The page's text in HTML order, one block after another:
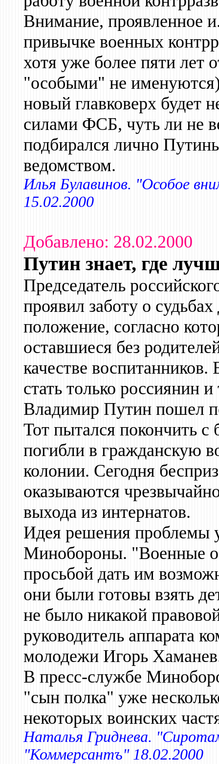
Внимание, проявленное
привычке военных
хотя уже более пяти лет
"особыми" не
новый главковерх будет
силами ФСБ, чуть ли не
подбирался лично
ведомством.
Илья Булавинов. "Особое
15.02.2000
Добавлено: 28.02.2000
Путин знает, где
Председатель
проявил заботу о
положение, согласно
оставшиеся без
качестве
стать только россиянин
Владимир Путин пошел
Тот пытался покончить с
погибли в гражданскую
колонии. Сегодня
оказываются
выхода из интернатов.
Идея решения проблемы
Минобороны. "Военные
просьбой дать им
они были готовы взять
не было никакой
руководитель аппарата
молодежи Игорь
В пресс-службе
"сын полка" уже
некоторых воинских
Наталья Гриднева.
"Коммерсантъ" 18.02.2000